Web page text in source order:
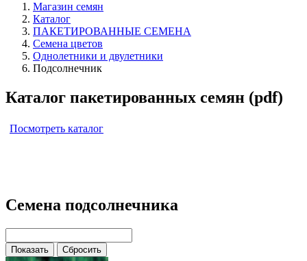
Магазин семян
Каталог
ПАКЕТИРОВАННЫЕ СЕМЕНА
Семена цветов
Однолетники и двулетники
Подсолнечник
Каталог пакетированных семян (pdf)
Посмотреть каталог
Семена подсолнечника